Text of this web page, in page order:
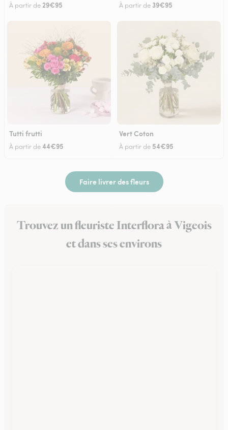
À partir de29€95 À partir de 39€95
Tutti frutti
À partir de44€95
Vert Coton
À partir de 54€95
Faire livrer des fleurs
Trouvez un fleuriste Interflora à Vigeois
et dans ses environs